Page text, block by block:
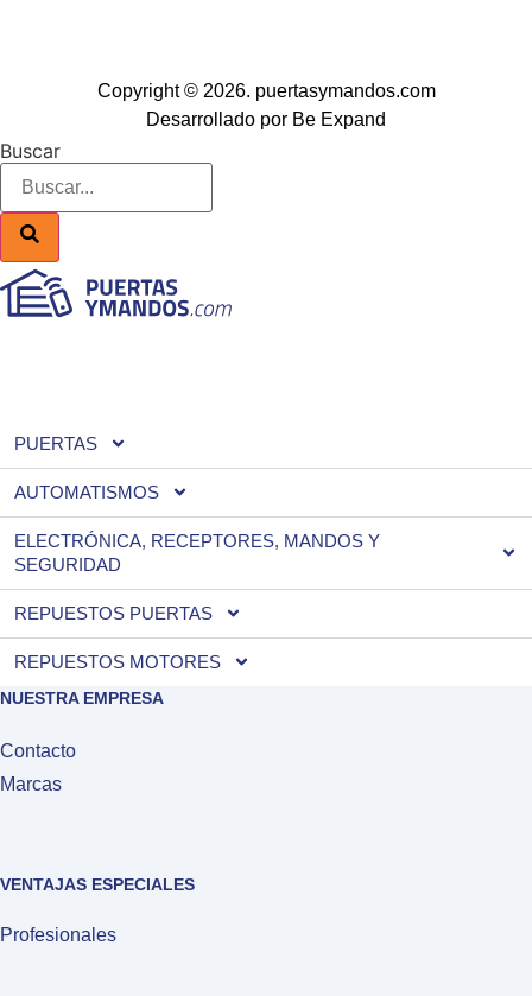
Copyright © 2026. puertasymandos.com
Desarrollado por Be Expand
Buscar
PUERTAS
AUTOMATISMOS
ELECTRÓNICA, RECEPTORES, MANDOS Y
SEGURIDAD
REPUESTOS PUERTAS
REPUESTOS MOTORES
NUESTRA EMPRESA
Contacto
Marcas
VENTAJAS ESPECIALES
Profesionales